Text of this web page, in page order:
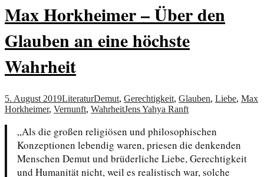
Max Horkheimer – Über den
Glauben an eine höchste
Wahrheit
5. August 2019LiteraturDemut, Gerechtigkeit, Glauben, Liebe, Max
Horkheimer, Vernunft, WahrheitJens Yahya Ranft
„Als die großen religiösen und philosophischen
Konzeptionen lebendig waren, priesen die denkenden
Menschen Demut und brüderliche Liebe, Gerechtigkeit
und Humanität nicht, weil es realistisch war, solche